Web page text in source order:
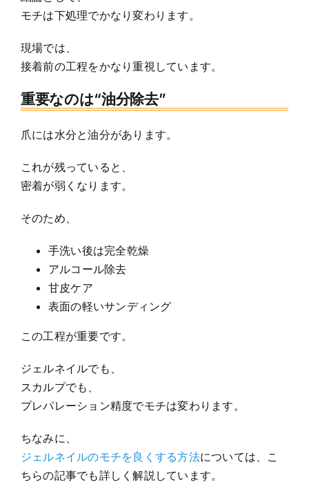
モチは下処理でかなり変わります。
現場では、
接着前の工程をかなり重視しています。
重要なのは“油分除去”
爪には水分と油分があります。
これが残っていると、
密着が弱くなります。
そのため、
手洗い後は完全乾燥
アルコール除去
甘皮ケア
表面の軽いサンディング
この工程が重要です。
ジェルネイルでも、
スカルプでも、
プレパレーション精度でモチは変わります。
ちなみに、
ジェルネイルのモチを良くする方法については、こ
ちらの記事でも詳しく解説しています。